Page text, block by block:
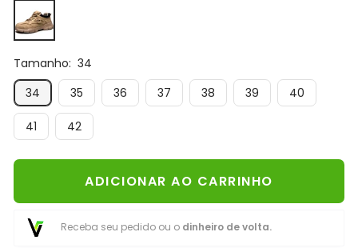
Caqui
Tamanho: 34
34
35 36 37 38 39 40
41 42
ADICIONAR AO CARRINHO
Receba seu pedido ou o dinheiro de volta.